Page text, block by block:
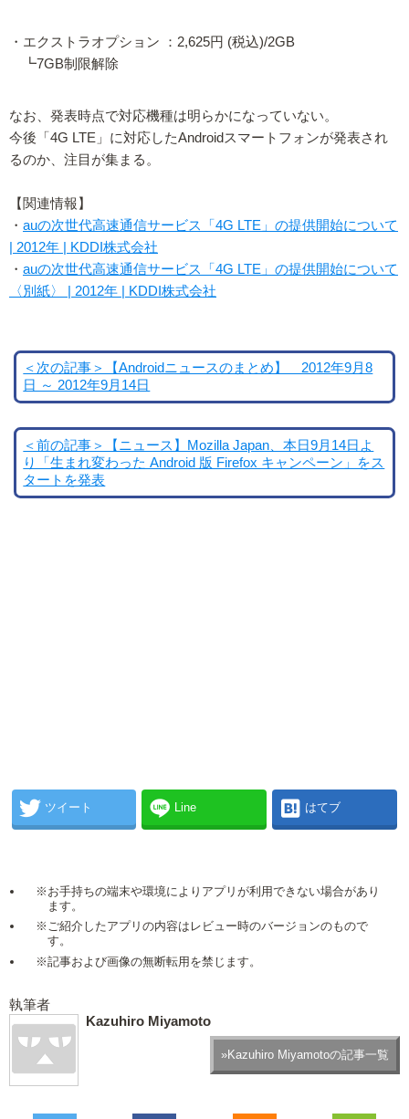
・エクストラオプション ：2,625円 (税込)/2GB
┗7GB制限解除
なお、発表時点で対応機種は明らかになっていない。
今後「4G LTE」に対応したAndroidスマートフォンが発表され
るのか、注目が集まる。
【関連情報】
・ auの次世代高速通信サービス「4G LTE」の提供開始について
| 2012年 | KDDI株式会社
・ auの次世代高速通信サービス「4G LTE」の提供開始について
〈別紙〉 | 2012年 | KDDI株式会社
＜次の記事＞【Androidニュースのまとめ】 2012年9月8
日 ～ 2012年9月14日
＜前の記事＞【ニュース】Mozilla Japan、本日9月14日よ
り「生まれ変わった Android 版 Firefox キャンペーン」をス
タートを発表
ツイート Line はてブ
※お手持ちの端末や環境によりアプリが利用できない場合があり
ます。
※ご紹介したアプリの内容はレビュー時のバージョンのもので
す。
※記事および画像の無断転用を禁じます。
執筆者
Kazuhiro Miyamoto
»Kazuhiro Miyamotoの記事一覧